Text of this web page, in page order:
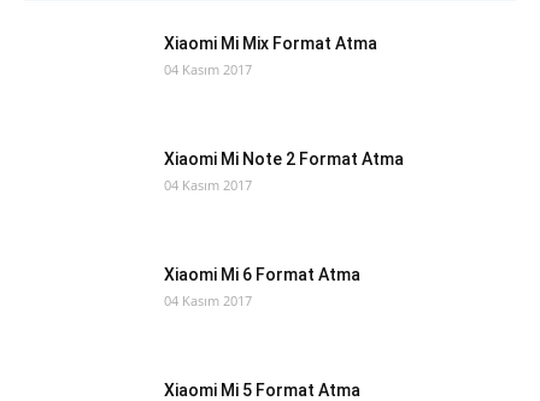
Xiaomi Mi Mix Format Atma
04 Kasım 2017
Xiaomi Mi Note 2 Format Atma
04 Kasım 2017
Xiaomi Mi 6 Format Atma
04 Kasım 2017
Xiaomi Mi 5 Format Atma